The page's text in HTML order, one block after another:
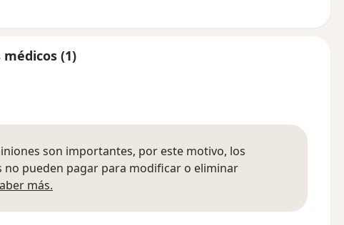
(1)
son importantes, por este motivo, los
no pueden pagar para modificar o eliminar
más.